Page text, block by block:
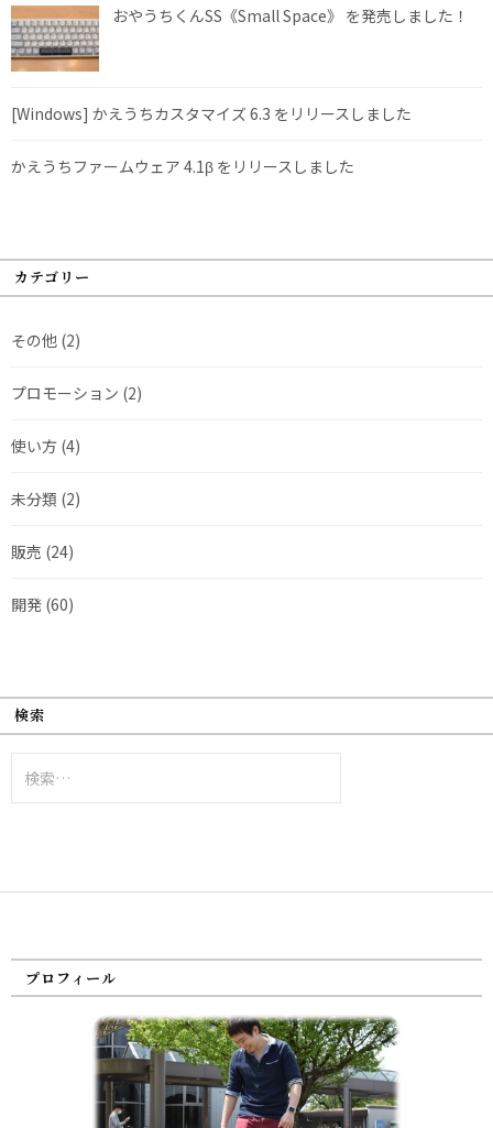
おやうちくんSS《Small Space》 を発売しました！
[Windows] かえうちカスタマイズ 6.3 をリリースしました
かえうちファームウェア 4.1β をリリースしました
カテゴリー
その他 (2)
プロモーション (2)
使い方 (4)
未分類 (2)
販売 (24)
開発 (60)
検索
索:
プロフィール